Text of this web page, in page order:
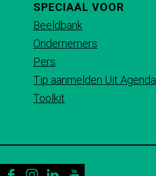
l
A
p
p
SPECIAAL VOOR
Beeldbank
Ondernemers
Pers
Tip aanmelden Uit Agenda
Toolkit